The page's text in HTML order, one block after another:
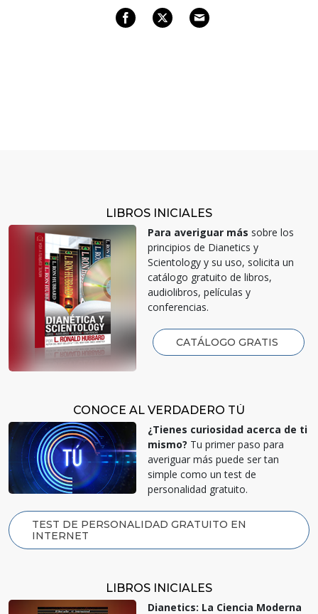
LIBROS INICIALES
Para averiguar más sobre los
principios de Dianetics y
Scientology y su uso, solicita un
catálogo gratuito de libros,
audiolibros, películas y
conferencias.
CATÁLOGO GRATIS
CONOCE AL VERDADERO TÚ
¿Tienes curiosidad acerca de ti
mismo? Tu primer paso para
averiguar más puede ser tan
simple como un test de
personalidad gratuito.
TEST DE PERSONALIDAD GRATUITO EN
INTERNET
LIBROS INICIALES
Dianetics: La Ciencia Moderna